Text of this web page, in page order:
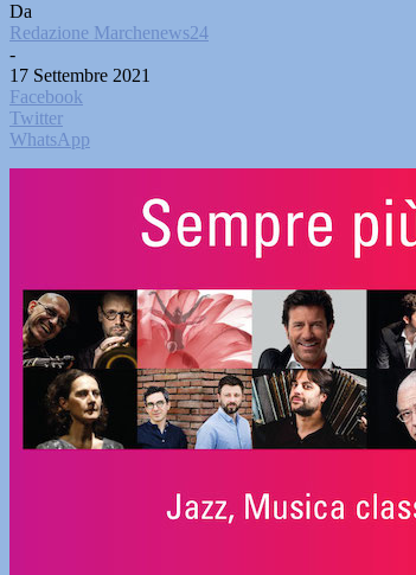
Da
Redazione Marchenews24
-
17 Settembre 2021
Facebook
Twitter
WhatsApp